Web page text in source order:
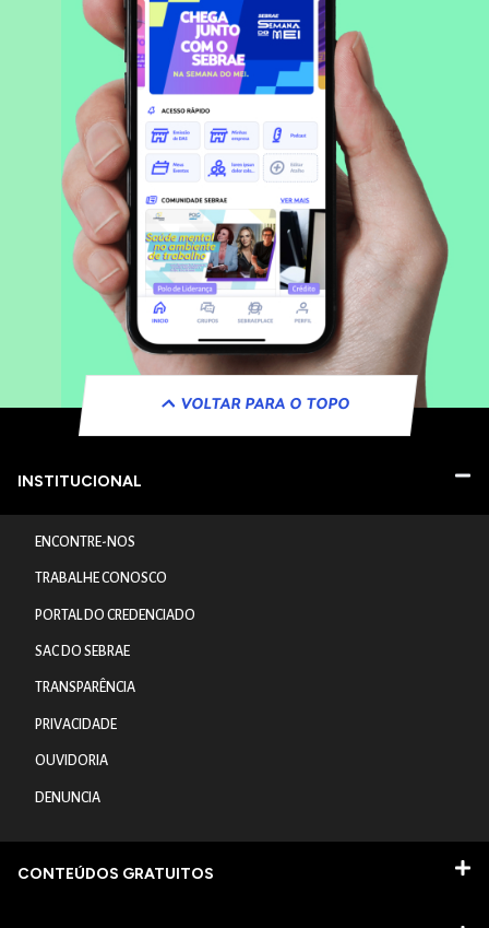
VOLTAR PARA O TOPO
INSTITUCIONAL
ENCONTRE-NOS
TRABALHE CONOSCO
PORTAL DO CREDENCIADO
SAC DO SEBRAE
TRANSPARÊNCIA
PRIVACIDADE
OUVIDORIA
DENUNCIA
CONTEÚDOS GRATUITOS